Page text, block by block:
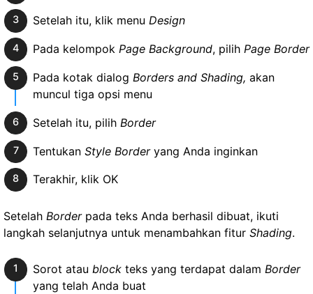
Setelah itu, klik menu Design
Pada kelompokPage Background, pilih Page Border
Pada kotak dialog Borders and Shading, akan
muncul tiga opsi menu
Setelah itu, pilihBorder
TentukanStyle Borderyang Anda inginkan
Terakhir, klik OK
Setelah Borderpada teks Anda berhasil dibuat, ikuti
langkah selanjutnya untuk menambahkan fitur Shading.
Sorot atau blockteks yang terdapat dalam Border
yang telah Anda buat